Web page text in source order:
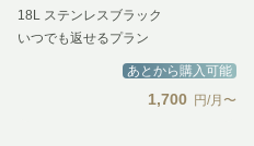
18L ステンレスブラック
いつでも返せるプラン
あとから購入可能
1,700 円/月〜